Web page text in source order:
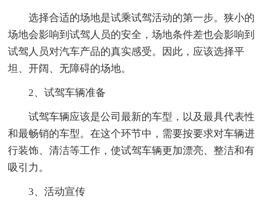
选择合适的场地是试乘试驾活动的第一步。狭小的
场地会影响到试驾人员的安全，场地条件差也会影响到
试驾人员对汽车产品的真实感受。因此，应该选择平
坦、开阔、无障碍的场地。
2、试驾车辆准备
试驾车辆应该是公司最新的车型，以及最具代表性
和最畅销的车型。在这个环节中，需要按要求对车辆进
行装饰、清洁等工作，使试驾车辆更加漂亮、整洁和有
吸引力。
3、活动宣传